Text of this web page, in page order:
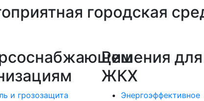
городская
и грозозащита
Решения для
ЖКХ
Энергоэффективное